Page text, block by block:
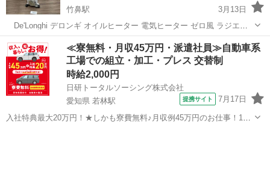
竹鼻駅
3月13日
De'Longhi デロンギ オイルヒーター 電気ヒーター ゼロ風 ラジエタ
ーヒーター 091521TEC 暖房器具 動作確認済み 10時～18時引取り可
能です。 よろしくお願いします。
岐阜 羽島市 竹鼻駅 季節、空調家電 デロンギ
≪寮無料・月収45万円・派遣社員≫自動車系
工場での組立・加工・プレス 交替制
時給2,000円
日研トータルソーシング株式会社
愛知県 若林駅
提携サイト 7月17日
入社特典最大20万円！★しかも寮費無料♪月収例45万円のお仕事！1年